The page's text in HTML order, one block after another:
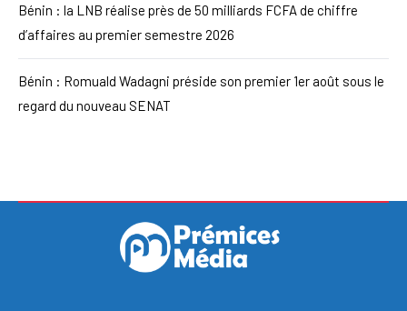
Bénin : la LNB réalise près de 50 milliards FCFA de chiffre
d’affaires au premier semestre 2026
Bénin : Romuald Wadagni préside son premier 1er août sous le
regard du nouveau SENAT